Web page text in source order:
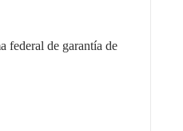
federal de garantía de